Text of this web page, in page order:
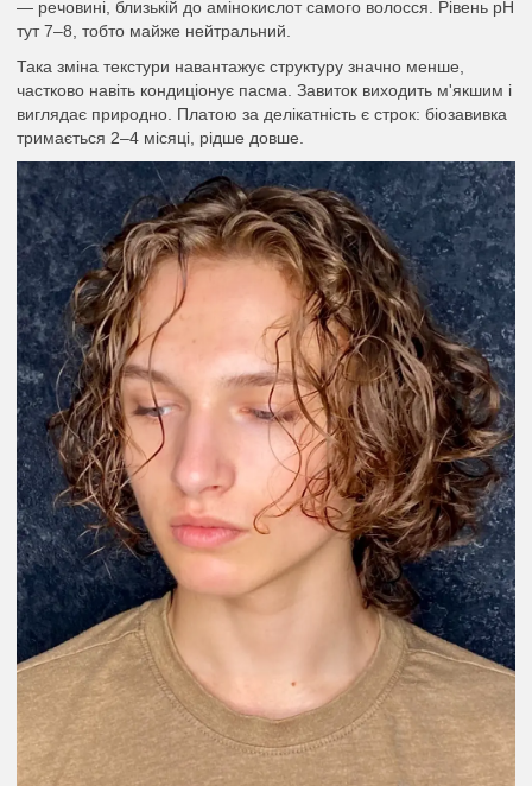
— речовині, близькій до амінокислот самого волосся. Рівень pH
тут 7–8, тобто майже нейтральний.
Така зміна текстури навантажує структуру значно менше,
частково навіть кондиціонує пасма. Завиток виходить м'якшим і
виглядає природно. Платою за делікатність є строк: біозавивка
тримається 2–4 місяці, рідше довше.